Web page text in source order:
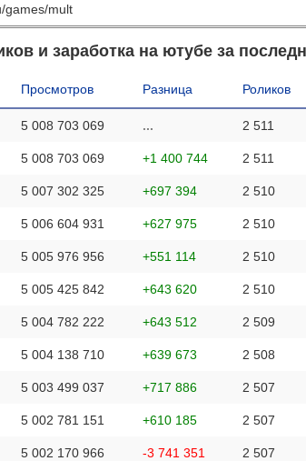
games/mult
и заработка на ютубе за
Просмотров Разница Роликов
5 008 703 069 ... 2 511
5 008 703 069 +1 400 744 2 511
5 007 302 325 +697 394 2 510
5 006 604 931 +627 975 2 510
5 005 976 956 +551 114 2 510
5 005 425 842 +643 620 2 510
5 004 782 222 +643 512 2 509
5 004 138 710 +639 673 2 508
5 003 499 037 +717 886 2 507
5 002 781 151 +610 185 2 507
5 002 170 966 -3 741 351 2 507